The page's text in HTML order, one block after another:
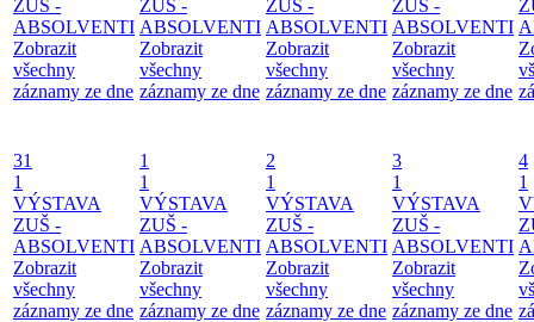
ZUŠ -
ABSOLVENTI
Zobrazit
všechny
záznamy ze dne
ZUŠ -
ABSOLVENTI
Zobrazit
všechny
záznamy ze dne
ZUŠ -
ABSOLVENTI
Zobrazit
všechny
záznamy ze dne
ZUŠ -
ABSOLVENTI
Zobrazit
všechny
záznamy ze dne
31
1
VÝSTAVA
ZUŠ -
ABSOLVENTI
Zobrazit
všechny
záznamy ze dne
1
1
VÝSTAVA
ZUŠ -
ABSOLVENTI
Zobrazit
všechny
záznamy ze dne
2
1
VÝSTAVA
ZUŠ -
ABSOLVENTI
Zobrazit
všechny
záznamy ze dne
3
1
VÝSTAVA
ZUŠ -
ABSOLVENTI
Zobrazit
všechny
záznamy ze dne
4
1